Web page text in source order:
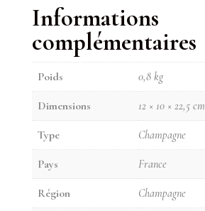
Informations
complémentaires
Poids 0,8 kg
Dimensions 12 × 10 × 22,5 cm
Type Champagne
Pays France
Région Champagne